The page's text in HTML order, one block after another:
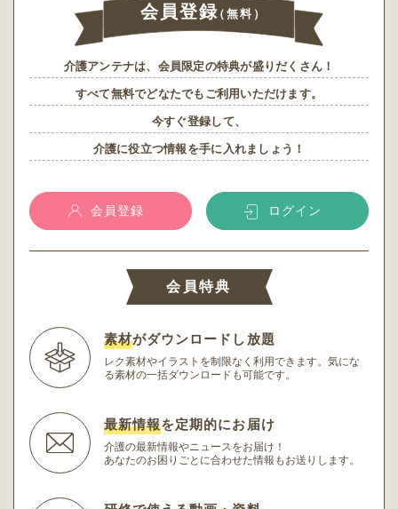
会員登録（無料）
介護アンテナは、会員限定の特典が盛りだくさん！
すべて無料でどなたでもご利用いただけます。
今すぐ登録して、
介護に役立つ情報を手に入れましょう！
会員登録 ログイン
会員特典
素材がダウンロードし放題
レク素材やイラストを制限なく利用できます。 気にな
る素材の一括ダウンロードも可能です。
最新情報を定期的にお届け
介護の最新情報やニュースをお届け！
あなたのお困りごとに合わせた情報もお送りします。